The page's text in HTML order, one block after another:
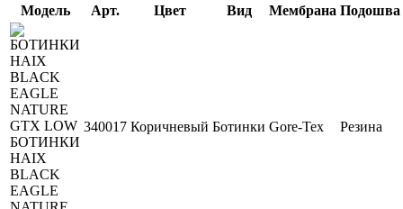
Модель
Арт. Цвет Вид Мембрана Подошва
БОТИНКИ
HAIX
BLACK
EAGLE
340017 Коричневый Ботинки Gore-Tex Резина